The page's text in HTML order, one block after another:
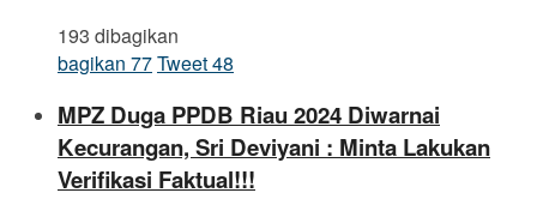
193 dibagikan
bagikan 77Tweet48
MPZ Duga PPDB Riau 2024 Diwarnai
Kecurangan, Sri Deviyani : Minta Lakukan
Verifikasi Faktual!!!